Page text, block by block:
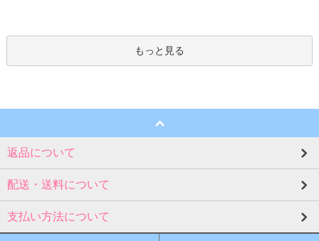
もっと見る
返品について
配送・送料について
支払い方法について